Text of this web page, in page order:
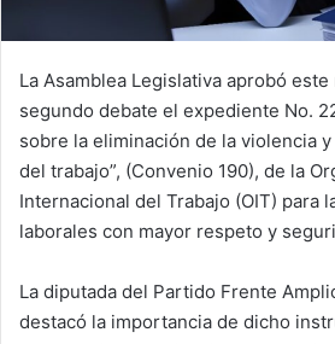
La Asamblea Legislativa aprobó
segundo debate el expediente No.
sobre la eliminación de la violencia
del trabajo”, (Convenio 190), de la
Internacional del Trabajo (OIT) para
laborales con mayor respeto y
La diputada del Partido Frente
destacó la importancia de dicho